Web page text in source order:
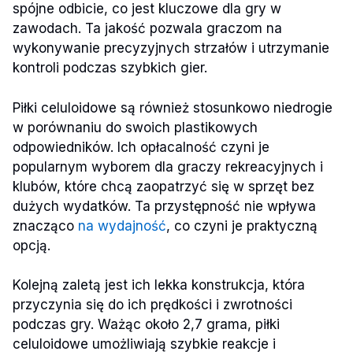
spójne odbicie, co jest kluczowe dla gry w
zawodach. Ta jakość pozwala graczom na
wykonywanie precyzyjnych strzałów i utrzymanie
kontroli podczas szybkich gier.
Piłki celuloidowe są również stosunkowo niedrogie
w porównaniu do swoich plastikowych
odpowiedników. Ich opłacalność czyni je
popularnym wyborem dla graczy rekreacyjnych i
klubów, które chcą zaopatrzyć się w sprzęt bez
dużych wydatków. Ta przystępność nie wpływa
znacząco na wydajność, co czyni je praktyczną
opcją.
Kolejną zaletą jest ich lekka konstrukcja, która
przyczynia się do ich prędkości i zwrotności
podczas gry. Ważąc około 2,7 grama, piłki
celuloidowe umożliwiają szybkie reakcje i